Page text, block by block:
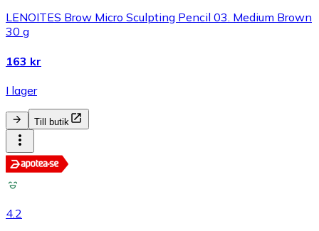
LENOITES Brow Micro Sculpting Pencil 03. Medium Brown
30 g
163 kr
I lager
Till butik
4.2